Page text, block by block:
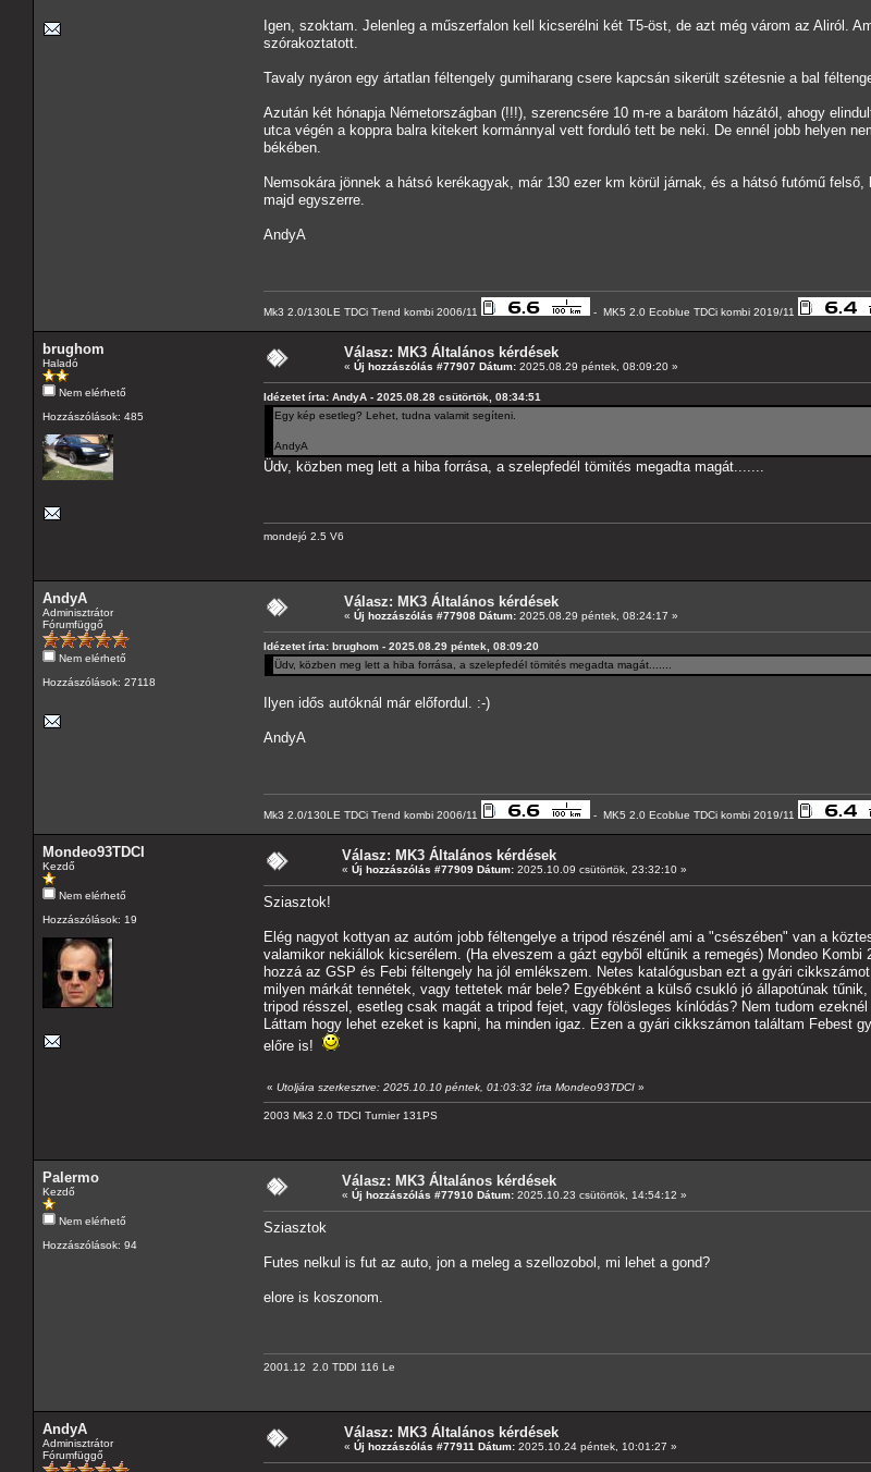
Igen, szoktam. Jelenleg a műszerfalon kell kicserélni két T5-öst, de azt még várom az Aliról.
szórakoztatott.
Tavaly nyáron egy ártatlan féltengely gumiharang csere kapcsán sikerült szétesnie a bal
Azután két hónapja Németországban (!!!), szerencsére 10 m-re a barátom házától, ahogy
utca végén a koppra balra kitekert kormánnyal vett forduló tett be neki. De ennél jobb helyen
békében.
Nemsokára jönnek a hátsó kerékagyak, már 130 ezer km körül járnak, és a hátsó futómű
majd egyszerre.
AndyA
Mk3 2.0/130LE TDCi Trend kombi 2006/11 - MK5 2.0 Ecoblue TDCi kombi 2019/11
brughom
Haladó
Nem elérhető
Hozzászólások: 485
Válasz: MK3 Általános kérdések
« Új hozzászólás #77907 Dátum: 2025.08.29 péntek, 08:09:20 »
Idézetet írta: AndyA - 2025.08.28 csütörtök, 08:34:51
Egy kép esetleg? Lehet, tudna valamit segíteni.
AndyA
Üdv, közben meg lett a hiba forrása, a szelepfedél tömités megadta magát.......
mondejó 2.5 V6
AndyA
Adminisztrátor
Fórumfüggő
Nem elérhető
Hozzászólások: 27118
Válasz: MK3 Általános kérdések
« Új hozzászólás #77908 Dátum: 2025.08.29 péntek, 08:24:17 »
Idézetet írta: brughom - 2025.08.29 péntek, 08:09:20
Üdv, közben meg lett a hiba forrása, a szelepfedél tömités megadta magát.......
Ilyen idős autóknál már előfordul. :-)
AndyA
Mk3 2.0/130LE TDCi Trend kombi 2006/11 - MK5 2.0 Ecoblue TDCi kombi 2019/11
Mondeo93TDCI
Kezdő
Nem elérhető
Hozzászólások: 19
Válasz: MK3 Általános kérdések
« Új hozzászólás #77909 Dátum: 2025.10.09 csütörtök, 23:32:10 »
Sziasztok!
Elég nagyot kottyan az autóm jobb féltengelye a tripod részénél ami a "csészében" van a
valamikor nekiállok kicserélem. (Ha elveszem a gázt egyből eltűnik a remegés) Mondeo
hozzá az GSP és Febi féltengely ha jól emlékszem. Netes katalógusban ezt a gyári
milyen márkát tennétek, vagy tettetek már bele? Egyébként a külső csukló jó állapotúnak
tripod résszel, esetleg csak magát a tripod fejet, vagy fölösleges kínlódás? Nem tudom
Láttam hogy lehet ezeket is kapni, ha minden igaz. Ezen a gyári cikkszámon találtam Febest
előre is!
« Utoljára szerkesztve: 2025.10.10 péntek, 01:03:32 írta Mondeo93TDCI »
2003 Mk3 2.0 TDCI Turnier 131PS
Palermo
Kezdő
Nem elérhető
Hozzászólások: 94
Válasz: MK3 Általános kérdések
« Új hozzászólás #77910 Dátum: 2025.10.23 csütörtök, 14:54:12 »
Sziasztok
Futes nelkul is fut az auto, jon a meleg a szellozobol, mi lehet a gond?
elore is koszonom.
2001.12 2.0 TDDI 116 Le
AndyA
Adminisztrátor
Fórumfüggő
Válasz: MK3 Általános kérdések
« Új hozzászólás #77911 Dátum: 2025.10.24 péntek, 10:01:27 »